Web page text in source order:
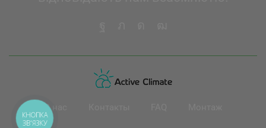
О нас
КНОПКА
ЗВ'ЯЗКУ